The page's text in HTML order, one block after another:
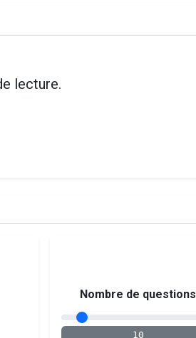
lecture.
Nombre de questions
10